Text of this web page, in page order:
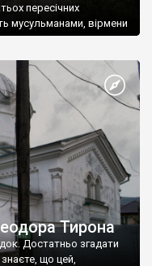
пересічних
мусульманами, вірмени
Тирона
Достатньо згадати
що цей,